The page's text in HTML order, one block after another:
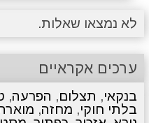
לא נמצאו שאלות.
ערכים אקראיים
בנקאי, תצלום, הפרעה,
בלתי חוקי, מחזה,